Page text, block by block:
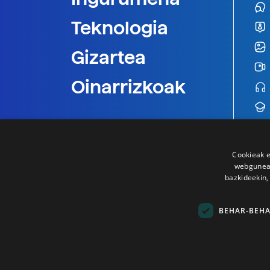
Teknologia
Gizartea
Oinarrizkoak
Cookieak
BEHAR-